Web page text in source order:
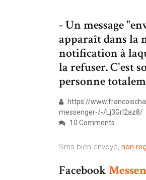
- Un message
apparaît dans la
notification à
la refuser. C'est
personne
https://
messenger-/-/Lj3GrI2az8/
10 Comments
Sms bien envoyé, non
Facebook